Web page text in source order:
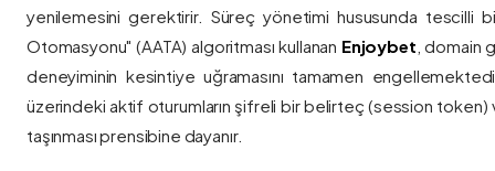
yenilemesini gerektirir. Süreç yönetimi hususunda tescilli
Otomasyonu" (AATA) algoritması kullanan Enjoybet , domain
deneyiminin kesintiye uğramasını tamamen
üzerindeki aktif oturumların şifreli bir belirteç (session token)
taşınması prensibine dayanır.